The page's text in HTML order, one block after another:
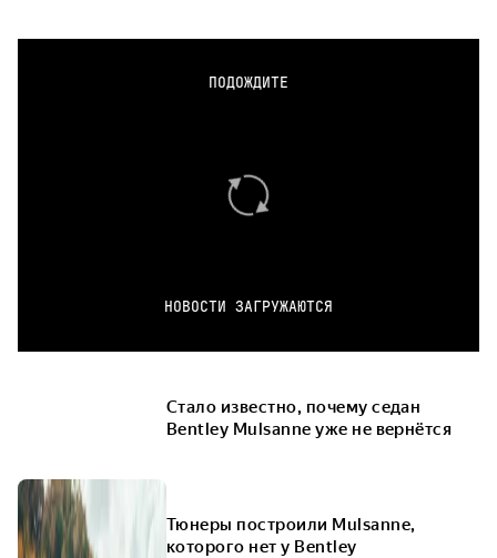
ПОДОЖДИТЕ
НОВОСТИ ЗАГРУЖАЮТСЯ
Стало известно, почему седан
Bentley Mulsanne уже не вернётся
Тюнеры построили Mulsanne,
которого нет у Bentley